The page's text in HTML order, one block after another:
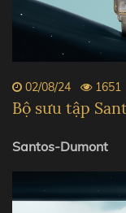
02/08/24 1651
Bộ sưu tập
Santos-Dumont